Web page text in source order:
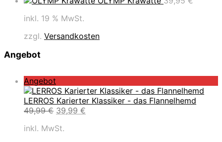
inkl. 19 % MwSt.
zzgl. Versandkosten
Angebot
Angebot
r
o
d
k
LERROS Karierter Klassiker - das Flannelhemd
49,99€ U
s
39,99 €
inkl. MwSt.